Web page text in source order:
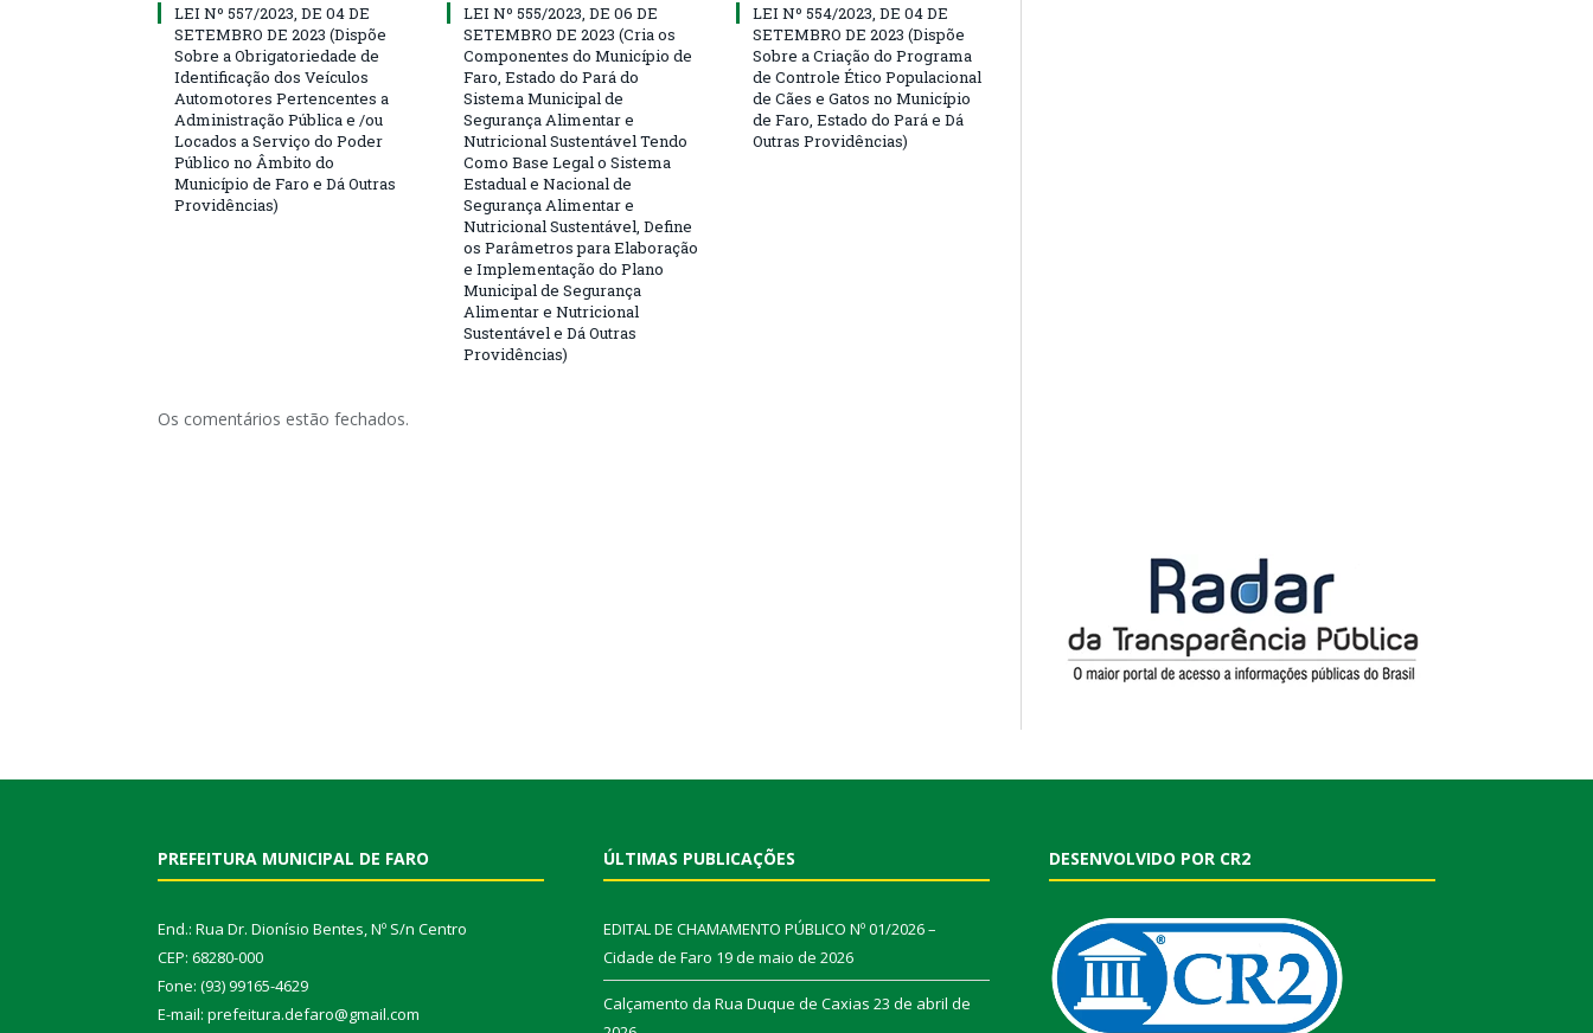
LEI Nº 557/2023, DE 04 DE
SETEMBRO DE 2023 (Dispõe
Sobre a Obrigatoriedade de
Identificação dos Veículos
Automotores Pertencentes a
Administração Pública e /ou
Locados a Serviço do Poder
Público no Âmbito do
Município de Faro e Dá Outras
Providências)
LEI Nº 555/2023, DE 06 DE
SETEMBRO DE 2023 (Cria os
Componentes do Município de
Faro, Estado do Pará do
Sistema Municipal de
Segurança Alimentar e
Nutricional Sustentável Tendo
Como Base Legal o Sistema
Estadual e Nacional de
Segurança Alimentar e
Nutricional Sustentável, Define
os Parâmetros para Elaboração
e Implementação do Plano
Municipal de Segurança
Alimentar e Nutricional
Sustentável e Dá Outras
Providências)
LEI Nº 554/2023, DE 04 DE
SETEMBRO DE 2023 (Dispõe
Sobre a Criação do Programa
de Controle Ético Populacional
de Cães e Gatos no Município
de Faro, Estado do Pará e Dá
Outras Providências)
Os comentários estão fechados.
PREFEITURA MUNICIPAL DE FARO
End.: Rua Dr. Dionísio Bentes, Nº S/n Centro
CEP: 68280-000
Fone: (93) 99165-4629
E-mail: prefeitura.defaro@gmail.com
ÚLTIMAS PUBLICAÇÕES
EDITAL DE CHAMAMENTO PÚBLICO Nº 01/2026 –
Cidade de Faro 19 de maio de 2026
Calçamento da Rua Duque de Caxias 23 de abril de
DESENVOLVIDO POR CR2